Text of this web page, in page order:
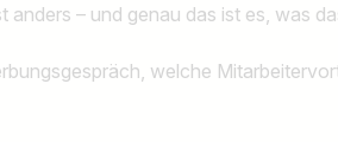
anders – und genau das ist es, was
welche